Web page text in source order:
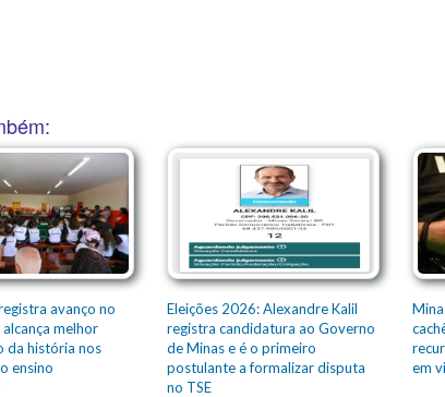
avanço no
melhor
da história nos
ensino
Eleições 2026: Alexandre Kalil
registra candidatura ao Governo
de Minas e é o primeiro
postulante a formalizar disputa
no TSE
em